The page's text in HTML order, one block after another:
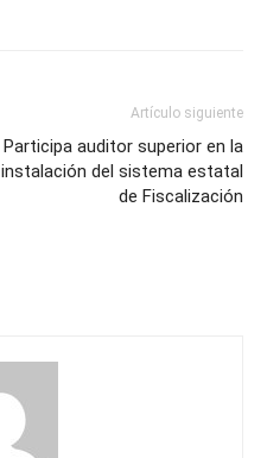
Artículo siguiente
Participa auditor superior en la
instalación del sistema estatal
de Fiscalización